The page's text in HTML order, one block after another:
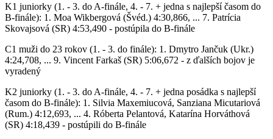
K1 juniorky (1. - 3. do A-finále, 4. - 7. + jedna s najlepší časom do
B-finále): 1. Moa Wikbergová (Švéd.) 4:30,866, ... 7. Patrícia
Skovajsová (SR) 4:53,490 - postúpila do B-finále
C1 muži do 23 rokov (1. - 3. do finále): 1. Dmytro Jančuk (Ukr.)
4:24,708, ... 9. Vincent Farkaš (SR) 5:06,672 - z ďalších bojov je
vyradený
K2 juniorky (1. - 3. do A-finále, 4. - 7. + jedna posádka s najlepší
časom do B-finále): 1. Silvia Maxemiucová, Sanziana Micutariová
(Rum.) 4:12,693, ... 4. Róberta Pelantová, Katarína Horváthová
(SR) 4:18,439 - postúpili do B-finále